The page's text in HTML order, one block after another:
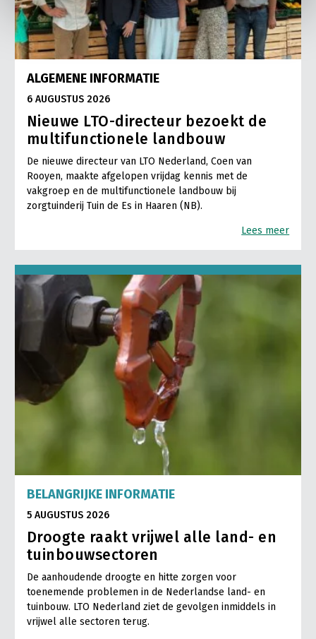
ALGEMENE INFORMATIE
6 AUGUSTUS 2026
Nieuwe LTO-directeur bezoekt de
multifunctionele landbouw
De nieuwe directeur van LTO Nederland, Coen van
Rooyen, maakte afgelopen vrijdag kennis met de
vakgroep en de multifunctionele landbouw bij
zorgtuinderij Tuin de Es in Haaren (NB).
Lees meer
BELANGRIJKE INFORMATIE
5 AUGUSTUS 2026
Droogte raakt vrijwel alle land- en
tuinbouwsectoren
De aanhoudende droogte en hitte zorgen voor
toenemende problemen in de Nederlandse land- en
tuinbouw. LTO Nederland ziet de gevolgen inmiddels in
vrijwel alle sectoren terug.